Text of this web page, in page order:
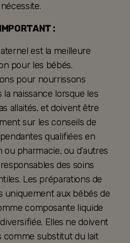
:
est la meilleure
pour les bébés.
pour nourrissons
naissance lorsque les
allaités, et doivent être
sur les conseils de
qualifiées en
pharmacie, ou d’autres
des soins
Les préparations de
uniquement aux bébés de
composante liquide
Elles ne doivent
comme substitut du lait